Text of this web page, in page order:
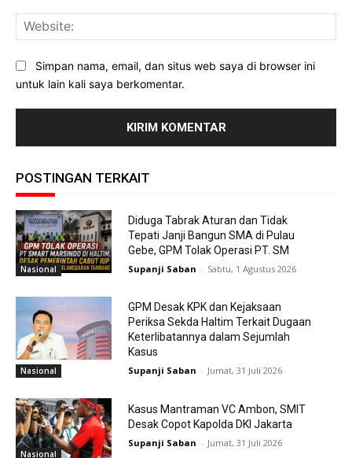
Simpan nama, email, dan situs web saya di browser ini
untuk lain kali saya berkomentar.
POSTINGAN TERKAIT
Nasional
Diduga Tabrak Aturan dan Tidak
Tepati Janji Bangun SMA di Pulau
Gebe, GPM Tolak Operasi PT. SM
Supanji Saban - Sabtu, 1 Agustus 2026
Nasional
GPM Desak KPK dan Kejaksaan
Periksa Sekda Haltim Terkait Dugaan
Keterlibatannya dalam Sejumlah
Kasus
Supanji Saban - Jumat, 31 Juli 2026
Nasional
Kasus Mantraman VC Ambon, SMIT
Desak Copot Kapolda DKI Jakarta
Supanji Saban - Jumat, 31 Juli 2026